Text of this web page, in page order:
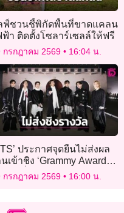
ฟ์ชวนชี้พิกัดพื้นที่ขาดแคลน
ฟ้า ติดตั้งโซลาร์เซลล์ให้ฟรี
กรกฎาคม 2569 16:04 น.
ประกาศจุดยืนไม่ส่งผล
นเข้าชิง ‘Grammy Awards
เชื่อดนตรีไม่ถูกแบ่งแยก
ยภูมิภาค-ภาษา
กรกฎาคม 2569 16:00 น.